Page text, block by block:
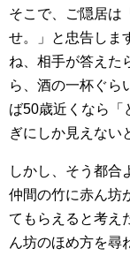
そこで、ご隠居は
せ。」と忠告しま
ね、相手が答えた
ら、酒の一杯ぐら
ば50歳近くなら「
ぎにしか見えない
しかし、そう都合
仲間の竹に赤ん坊
てもらえると考え
ん坊のほめ方を尋